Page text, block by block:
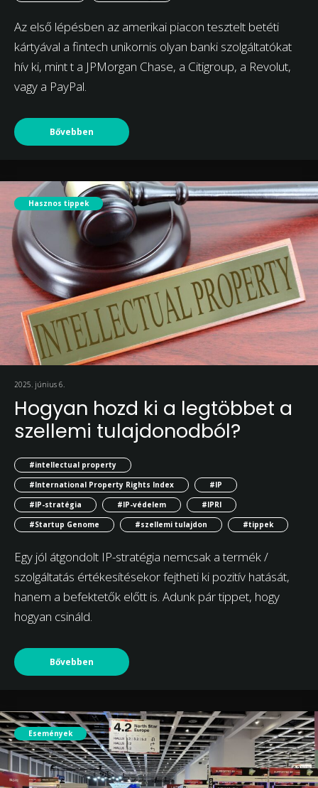
Az első lépésben az amerikai piacon tesztelt betéti
kártyával a fintech unikornis olyan banki szolgáltatókat
hív ki, mint t a JPMorgan Chase, a Citigroup, a Revolut,
vagy a PayPal.
Bővebben
Hasznos tippek
2025. június 6.
Hogyan hozd ki a legtöbbet a
szellemi tulajdonodból?
#intellectual property
#International Property Rights Index
#IP
#IP-stratégia
#IP-védelem
#IPRI
#Startup Genome
#szellemi tulajdon #tippek
Egy jól átgondolt IP-stratégia nemcsak a termék /
szolgáltatás értékesítésekor fejtheti ki pozitív hatását,
hanem a befektetők előtt is. Adunk pár tippet, hogy
hogyan csináld.
Bővebben
Események